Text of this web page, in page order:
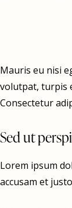
Mauris eu nisi
volutpat, turpis
Consectetur
Sed ut
Lorem ipsum
accusam et